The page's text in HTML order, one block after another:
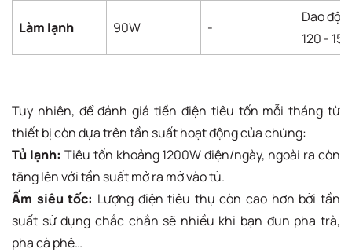
Làm lạnh 90W -
Dao
120 -
Tuy nhiên, để đánh giá tiền điện tiêu tốn mỗi tháng từ
thiết bị còn dựa trên tần suất hoạt động của chúng:
Tủ lạnh: Tiêu tốn khoảng 1200W điện/ngày, ngoài ra còn
tăng lên với tần suất mở ra mở vào tủ.
Ấm siêu tốc: Lượng điện tiêu thụ còn cao hơn bởi tần
suất sử dụng chắc chắn sẽ nhiều khi bạn đun pha trà,
pha cà phê…